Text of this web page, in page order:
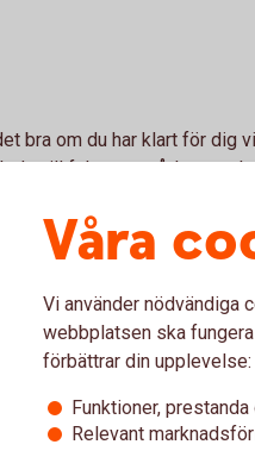
bra om du har klart för dig
du vill fokusera på, hur
Dessutom kan det vara
och vad det finns för
analys
kring finansiering vara
förutsättningar och
hjälper även till med
Våra
Vi använder nödvändiga
webbplatsen ska
förbättrar din upplevelse:
Funktioner,
Relevant